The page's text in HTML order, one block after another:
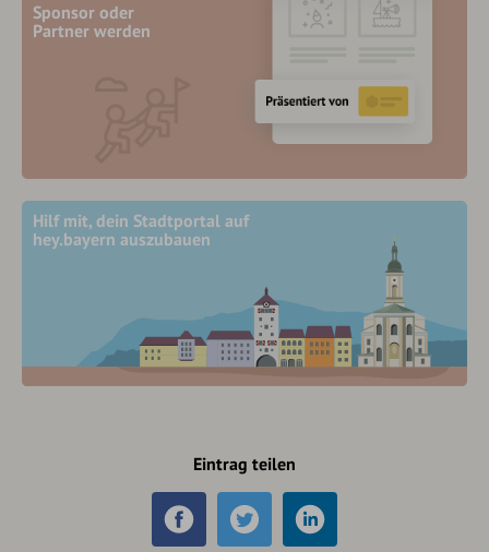
Sponsor oder
Partner werden
Hilf mit, dein Stadtportal auf
hey.bayern auszubauen
Eintrag teilen